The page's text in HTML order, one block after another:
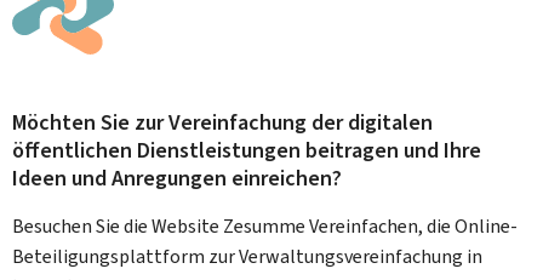
Möchten Sie zur Vereinfachung der digitalen
öffentlichen Dienstleistungen beitragen und Ihre
Ideen und Anregungen einreichen?
Besuchen Sie die Website Zesumme Vereinfachen, die Online-
Beteiligungsplattform zur Verwaltungsvereinfachung in